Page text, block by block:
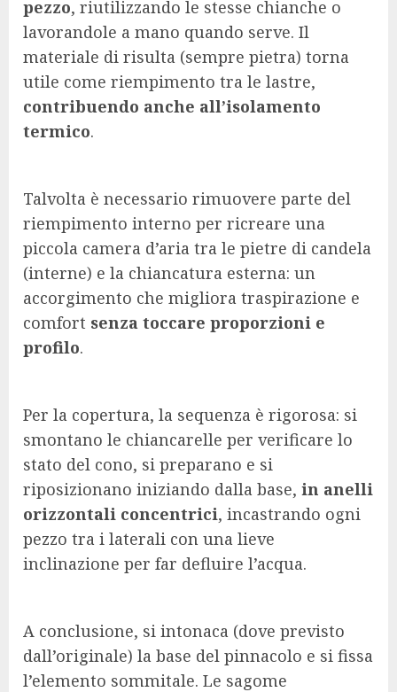
pezzo, riutilizzando le stesse chianche o
lavorandole a mano quando serve. Il
materiale di risulta (sempre pietra) torna
utile come riempimento tra le lastre,
contribuendo anche all’isolamento
termico.
Talvolta è necessario rimuovere parte del
riempimento interno per ricreare una
piccola camera d’aria tra le pietre di candela
(interne) e la chiancatura esterna: un
accorgimento che migliora traspirazione e
comfort senza toccare proporzioni e
profilo.
Per la copertura, la sequenza è rigorosa: si
smontano le chiancarelle per verificare lo
stato del cono, si preparano e si
riposizionano iniziando dalla base, in anelli
orizzontali concentrici, incastrando ogni
pezzo tra i laterali con una lieve
inclinazione per far defluire l’acqua.
A conclusione, si intonaca (dove previsto
dall’originale) la base del pinnacolo e si fissa
l’elemento sommitale. Le sagome